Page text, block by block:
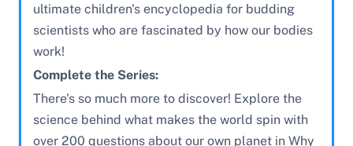
ultimate children's encyclopedia for budding
scientists who are fascinated by how our bodies
work!
Complete the Series:
There's so much more to discover! Explore the
science behind what makes the world spin with
over 200 questions about our own planet in Why